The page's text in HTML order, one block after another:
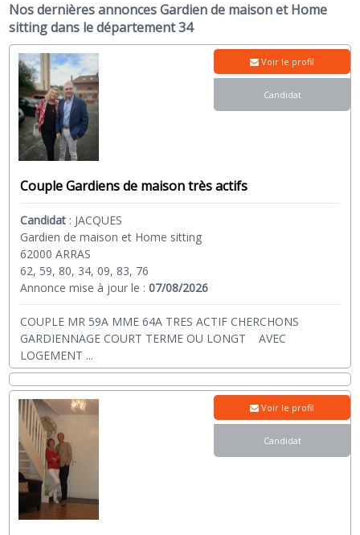
Nos dernières annonces Gardien de maison et Home
sitting dans le département 34
Couple Gardiens de maison très actifs
Candidat : JACQUES
Gardien de maison et Home sitting
62000 ARRAS
62, 59, 80, 34, 09, 83, 76
Annonce mise à jour le :07/08/2026
COUPLE MR 59A MME 64A TRES ACTIF CHERCHONS
GARDIENNAGE COURT TERME OU LONGT AVEC
LOGEMENT ...
Voir le profil
Candidat
Voir le profil
Candidat